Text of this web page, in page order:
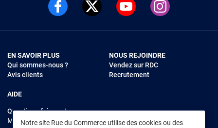
Notre site Rue du Commerce utilise des cookies ou des
EN SAVOIR PLUS
Qui sommes-nous ?
Avis clients
AIDE
Questions fréquentes
Modes de règlements
NOUS REJOINDRE
Vendez sur RDC
Recrutement